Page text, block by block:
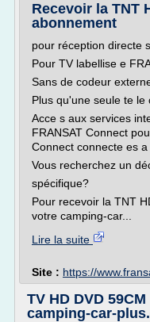
Recevoir la TNT
abonnement
pour réception directe
Pour TV labellise e
Sans de codeur
Plus qu'une seule te le
Acce s aux services
FRANSAT Connect
Connect connecte es a
Vous recherchez un
spécifique?
Pour recevoir la TNT
votre camping-car...
Lire la suite
Site : https://
TV HD DVD
camping-car-